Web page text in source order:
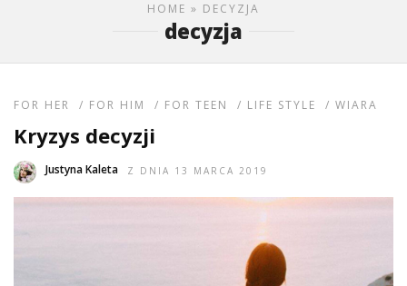
HOME » DECYZJA
decyzja
FOR HER / FOR HIM / FOR TEEN / LIFE STYLE / WIARA
Kryzys decyzji
Justyna Kaleta Z DNIA 13 MARCA 2019